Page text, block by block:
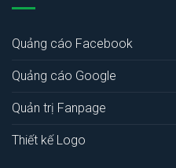
Quảng cáo Facebook
Quảng cáo Google
Quản trị Fanpage
Thiết kế Logo